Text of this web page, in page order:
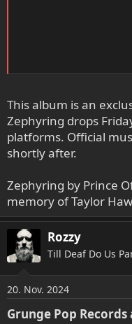
This album is an
Zephyring drops
platforms. Official
shortly after.
Zephyring by Prince
memory of Taylor
Rozzy
Till Deaf Do Us
20. Nov. 2024
Grunge Pop